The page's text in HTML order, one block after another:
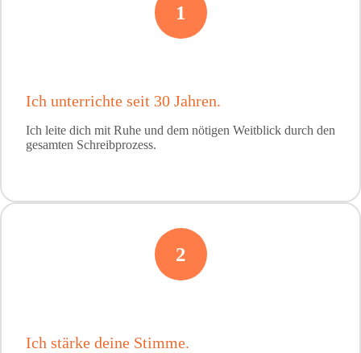
1
Ich unterrichte seit 30 Jahren.
Ich leite dich mit Ruhe und dem nötigen Weitblick durch den
gesamten Schreibprozess.
2
Ich stärke deine Stimme.